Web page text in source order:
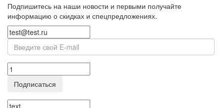
Подпишитесь на наши новости и первыми получайте
информацию о скидках и спецпредложениях.
Подписаться